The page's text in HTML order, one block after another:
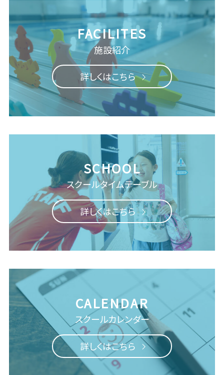
施設紹介
詳しくはこちら
スクールタイムテーブル
詳しくはこちら
スクールカレンダー
詳しくはこちら